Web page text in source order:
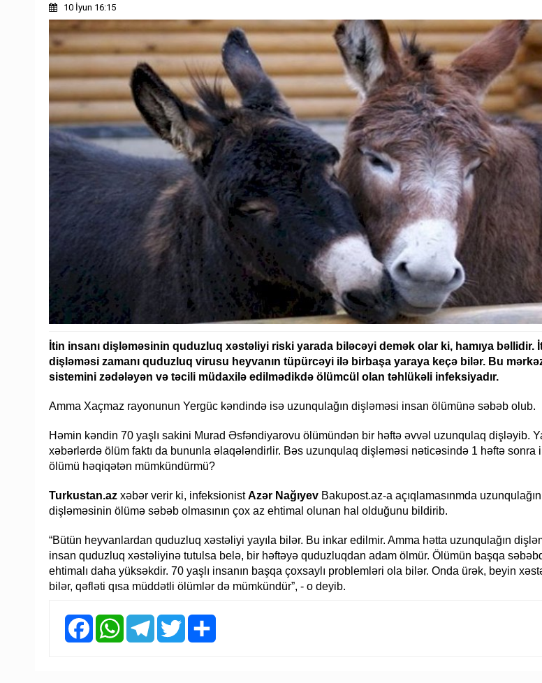
10 İyun 16:15
İtin insanı dişləməsinin quduzluq xəstəliyi riski yarada biləcəyi demək olar ki, hamıya bəllidir.
dişləməsi zamanı quduzluq virusu heyvanın tüpürcəyi ilə birbaşa yaraya keçə bilər. Bu
sistemini zədələyən və təcili müdaxilə edilmədikdə ölümcül olan təhlükəli infeksiyadır.
Amma Xaçmaz rayonunun Yergüc kəndində isə uzunqulağın dişləməsi insan ölümünə səbəb olub.
Həmin kəndin 70 yaşlı sakini Murad Əsfəndiyarovu ölümündən bir həftə əvvəl uzunqulaq dişləyib.
xəbərlərdə ölüm faktı da bununla əlaqələndirlir. Bəs uzunqulaq dişləməsi nəticəsində 1 həftə sonra
ölümü həqiqətən mümkündürmü?
Turkustan.az xəbər verir ki, infeksionistAzər Nağıyev Bakupost.az-a açıqlamasınmda uzunqulağın
dişləməsinin ölümə səbəb olmasının çox az ehtimal olunan hal olduğunu bildirib.
“Bütün heyvanlardan quduzluq xəstəliyi yayıla bilər. Bu inkar edilmir. Amma hətta uzunqulağın
insan quduzluq xəstəliyinə tutulsa belə, bir həftəyə quduzluqdan adam ölmür. Ölümün başqa
ehtimalı daha yüksəkdir. 70 yaşlı insanın başqa çoxsaylı problemləri ola bilər. Onda ürək, beyin
bilər, qəfləti qısa müddətli ölümlər də mümkündür”, - o deyib.
FacebookWhatsAppTelegramTwitter